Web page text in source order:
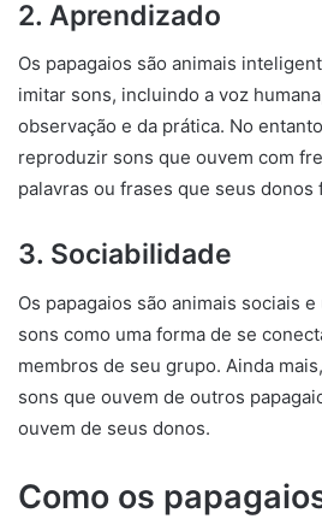
2. Aprendizado
Os papagaios são animais
imitar sons, incluindo a voz
observação e da prática. No
reproduzir sons que ouvem com
palavras ou frases que seus donos
3. Sociabilidade
Os papagaios são animais sociais
sons como uma forma de se
membros de seu grupo. Ainda
sons que ouvem de outros
ouvem de seus donos.
Como os